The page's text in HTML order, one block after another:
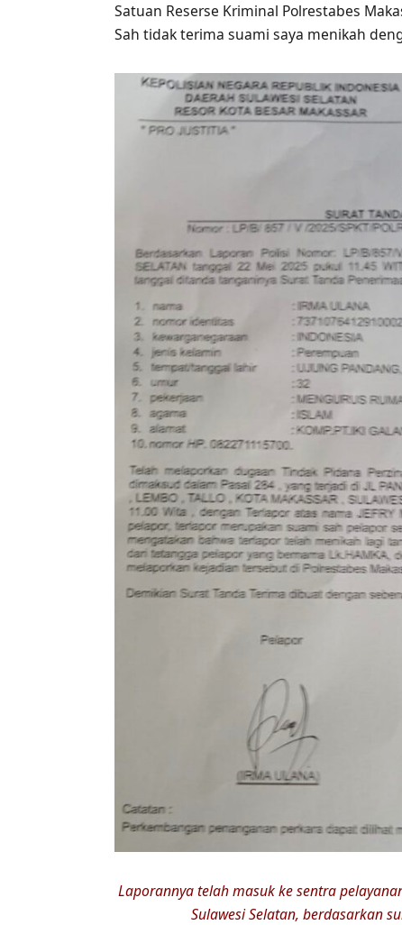
Satuan Reserse Kriminal Polrestabes
Sah tidak terima suami saya menikah
Laporannya telah masuk ke sentra
Sulawesi Selatan, berdasarkan